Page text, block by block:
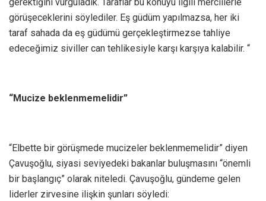
görüşeceklerini söylediler. Eş güdüm yapılmazsa, her iki
taraf sahada da eş güdümü gerçekleştirmezse tahliye
edeceğimiz siviller can tehlikesiyle karşı karşıya kalabilir. “
“Mucize beklenmemelidir”
“Elbette bir görüşmede mucizeler beklenmemelidir” diyen
Çavuşoğlu, siyasi seviyedeki bakanlar buluşmasını “önemli
bir başlangıç” olarak niteledi. Çavuşoğlu, gündeme gelen
liderler zirvesine ilişkin şunları söyledi: